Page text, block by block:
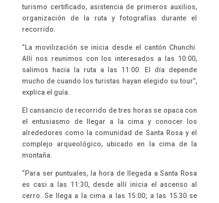
turismo certificado, asistencia de primeros auxilios,
organización de la ruta y fotografías durante el
recorrido.
“La movilización se inicia desde el cantón Chunchi.
Allí nos reunimos con los interesados a las 10:00,
salimos hacia la ruta a las 11:00. El día depende
mucho de cuando los turistas hayan elegido su tour”,
explica el guía.
El cansancio de recorrido de tres horas se opaca con
el entusiasmo de llegar a la cima y conocer los
alrededores como la comunidad de Santa Rosa y el
complejo arqueológico, ubicado en la cima de la
montaña.
“Para ser puntuales, la hora de llegada a Santa Rosa
es casi a las 11:30, desde allí inicia el ascenso al
cerro. Se llega a la cima a las 15:00; a las 15.30 se